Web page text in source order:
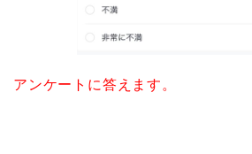
アンケートに答えます。